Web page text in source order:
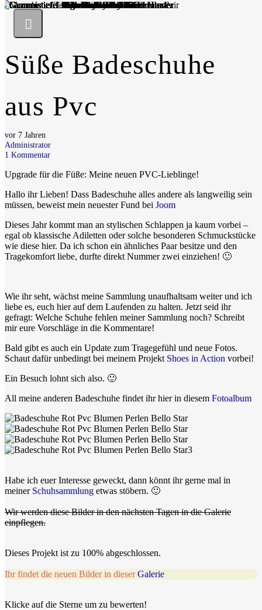
Süße Badeschuhe
aus Pvc
vor 7 Jahren
Administrator
1 Kommentar
Upgrade für die Füße: Meine neuen PVC-Lieblinge!
Hallo ihr Lieben! Dass Badeschuhe alles andere als langweilig sein
müssen, beweist mein neuester Fund bei Joom
Dieses Jahr kommt man an stylischen Schlappen ja kaum vorbei –
egal ob klassische Adiletten oder solche besonderen Schmuckstücke
wie diese hier. Da ich schon ein ähnliches Paar besitze und den
Tragekomfort liebe, durfte direkt Nummer zwei einziehen! 🙂
Wie ihr seht, wächst meine Sammlung unaufhaltsam weiter und ich
liebe es, euch hier auf dem Laufenden zu halten. Jetzt seid ihr
gefragt: Welche Schuhe fehlen meiner Sammlung noch? Schreibt
mir eure Vorschläge in die Kommentare!
Bald gibt es auch ein Update zum Tragegefühl und neue Fotos.
Schaut dafür unbedingt bei meinem Projekt Shoes in Action vorbei!
Ein Besuch lohnt sich also. 🙂
All meine anderen Badeschuhe findet ihr hier in diesem Fotoalbum
Habe ich euer Interesse geweckt, dann könnt ihr gerne mal in
meiner Schuhsammlung etwas stöbern. 🙂
Wir werden diese Bilder in den nächsten Tagen in die Galerie
einpflegen.
Dieses Projekt ist zu 100% abgeschlossen.
Ihr findet die neuen Bilder in dieserGalerie
Klicke auf die Sterne um zu bewerten!